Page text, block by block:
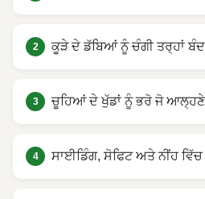
ਕੂੜੇ ਦੇ ਡੱਬਿਆਂ ਨੂੰ ਚੰਗੀ ਤਰ੍ਹਾਂ
ਚੂਹਿਆਂ ਦੇ ਖੁੱਡਾਂ ਨੂੰ ਭਰੋ ਜੋ
ਸਾਈਡਿੰਗ, ਸੋਫਿਟ ਅਤੇ ਨੀਂਹ